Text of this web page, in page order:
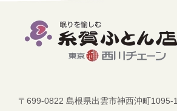
〒699-0822 島根県出雲市神西沖町1095-1